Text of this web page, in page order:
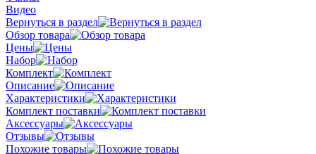
Видео
Вернуться в раздел
Обзор товара
Цены
Набор
Комплект
Описание
Характеристики
Комплект поставки
Аксессуары
Отзывы
Похожие товары